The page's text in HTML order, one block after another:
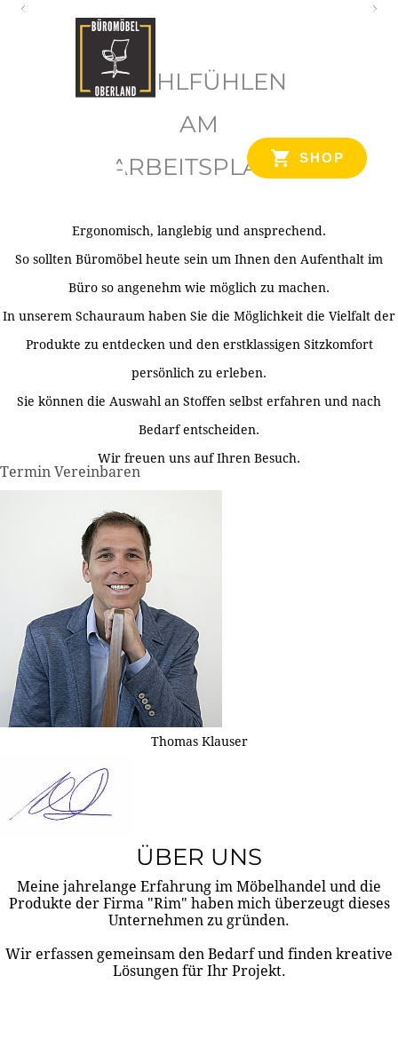
SHOP
WOHLFÜHLEN
AM
ARBEITSPLATZ
Ergonomisch, langlebig und ansprechend.
So sollten Büromöbel heute sein um Ihnen den Aufenthalt im
Büro so angenehm wie möglich zu machen.
In unserem Schauraum haben Sie die Möglichkeit die Vielfalt der
Produkte zu entdecken und den erstklassigen Sitzkomfort
persönlich zu erleben.
Sie können die Auswahl an Stoffen selbst erfahren und nach
Bedarf entscheiden.
Wir freuen uns auf Ihren Besuch.
Termin Vereinbaren
Thomas Klauser
ÜBER UNS
Meine jahrelange Erfahrung im Möbelhandel und die
Produkte der Firma "Rim" haben mich überzeugt dieses
Unternehmen zu gründen.
Wir erfassen gemeinsam den Bedarf und finden kreative
Lösungen für Ihr Projekt.